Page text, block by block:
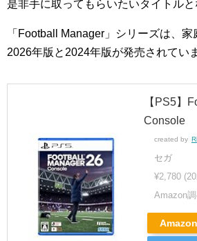
是非手に取ってもらいたいタイトルと
「Football Manager」シリーズは、家
2026年版と2024年版が発売されてい
【PS5】
Console
created by
セガ
¥2,780
Amazon
Amazon